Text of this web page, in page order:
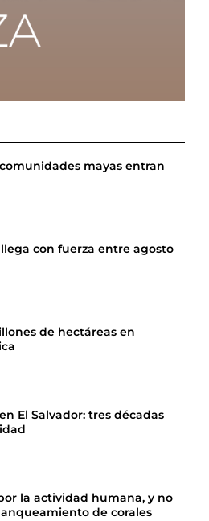
mayas entran
con fuerza entre agosto
de hectáreas en
El Salvador: tres décadas
la actividad humana, y no
de corales